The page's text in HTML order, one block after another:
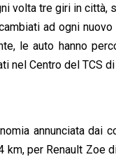
volta tre giri in città,
ad ogni nuovo
le auto hanno
nel Centro del TCS di
annunciata dai
km, per Renault Zoe